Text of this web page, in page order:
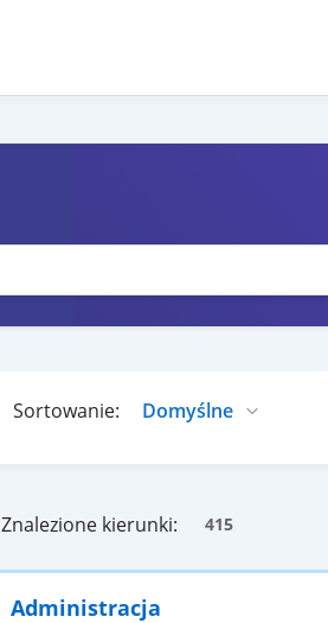
Sortowanie:
Znalezione kierunki: 415
Administracja